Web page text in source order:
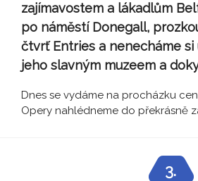
zajímavostem a lákadlům
po náměstí Donegall,
čtvrť Entries a nenecháme
jeho slavným muzeem a
Dnes se vydáme na procházku
Opery nahlédneme do překrásně
3.